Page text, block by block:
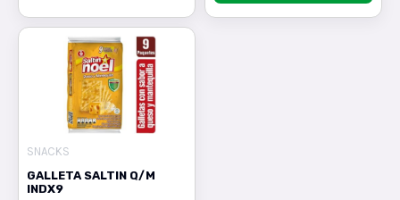
SNACKS
GALLETA SALTIN Q/M
INDX9